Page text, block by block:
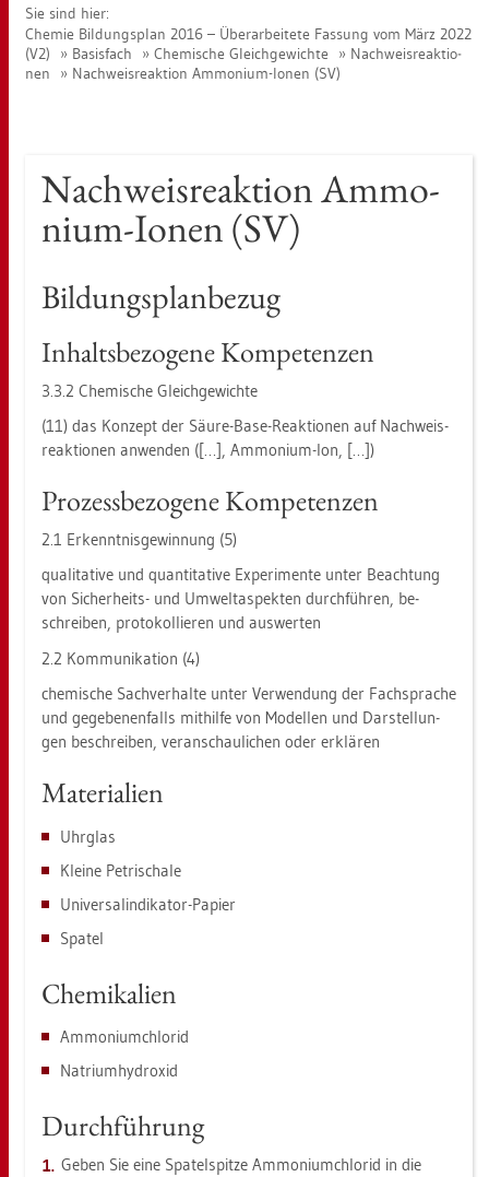
Sie sind hier:
Che­mie Bil­dungs­plan 2016 – Über­ar­bei­te­te Fas­sung vom März 2022
(V2)
Ba­sis­fach Che­mi­sche Gleich­ge­wich­te
Nach­weis­re­ak­tio­
nen
Nach­weis­re­ak­ti­on Am­mo­ni­um-Ionen (SV)
Nach­weis­re­ak­ti­on Am­mo­
ni­um-Ionen (SV)
Bil­dungs­plan­be­zug
In­halts­be­zo­ge­ne Kom­pe­ten­zen
3.3.2 Che­mi­sche Gleich­ge­wich­te
(11) das Kon­zept der Säure-Base-Re­ak­tio­nen auf Nach­weis­
re­ak­tio­nen an­wen­den ([…], Am­mo­ni­um-Ion, […])
Pro­zess­be­zo­ge­ne Kom­pe­ten­zen
2.1 Er­kennt­nis­ge­win­nung (5)
qua­li­ta­ti­ve und quan­ti­ta­ti­ve Ex­pe­ri­men­te unter Be­ach­tung
von Si­cher­heits- und Um­welt­as­pek­ten durch­füh­ren, be­
schrei­ben, pro­to­kol­lie­ren und aus­wer­ten
2.2 Kom­mu­ni­ka­ti­on (4)
che­mi­sche Sach­ver­hal­te unter Ver­wen­dung der Fach­spra­che
und ge­ge­be­nen­falls mit­hil­fe von Mo­del­len und Dar­stel­lun­
gen be­schrei­ben, ver­an­schau­li­chen oder er­klä­ren
Ma­te­ria­li­en
Uhr­glas
Klei­ne Pe­tri­scha­le
Uni­ver­sa­lin­di­ka­tor-Pa­pier
Spa­tel
Che­mi­ka­li­en
Am­mo­ni­um­chlo­rid
Na­tri­um­hy­droxid
Durch­füh­rung
Geben Sie eine Spa­tel­spit­ze Am­mo­ni­um­chlo­rid in die